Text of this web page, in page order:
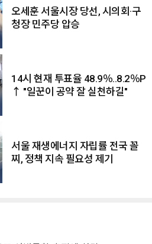
오세훈 서울시장 당선, 시의회·구
청장 민주당 압승
14시 현재 투표율 48.9％..8.2％P
↑ "일꾼이 공약 잘 실천하길"
서울 재생에너지 자립률 전국 꼴
찌, 정책 지속 필요성 제기